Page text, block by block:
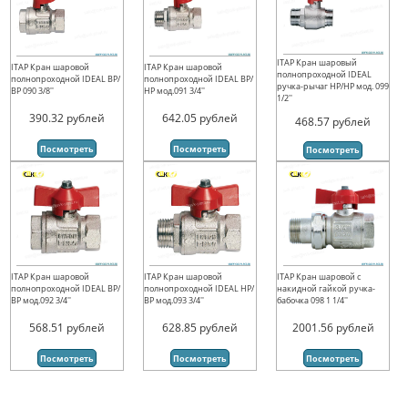
ITAP Кран шаровой
полнопроходной IDEAL ВР/
ВР 090 3/8''
390.32 рублей
Посмотреть
ITAP Кран шаровой
полнопроходной IDEAL ВР/
НР мод.091 3/4''
642.05 рублей
Посмотреть
ITAP Кран шаровый
полнопроходной IDEAL
ручка-рычаг НР/НР мод. 099
1/2''
468.57 рублей
Посмотреть
ITAP Кран шаровой
полнопроходной IDEAL ВР/
ВР мод.092 3/4''
568.51 рублей
Посмотреть
ITAP Кран шаровой
полнопроходной IDEAL НР/
ВР мод.093 3/4''
628.85 рублей
Посмотреть
ITAP Кран шаровой с
накидной гайкой ручка-
бабочка 098 1 1/4''
2001.56 рублей
Посмотреть